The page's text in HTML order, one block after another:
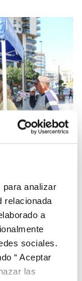
analizar
relacionada
a
sociales.
“ Aceptar
las
mejor